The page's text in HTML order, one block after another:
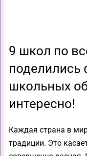
9 школ по
поделились
школьных
интересно!
Каждая страна в
традиции. Это